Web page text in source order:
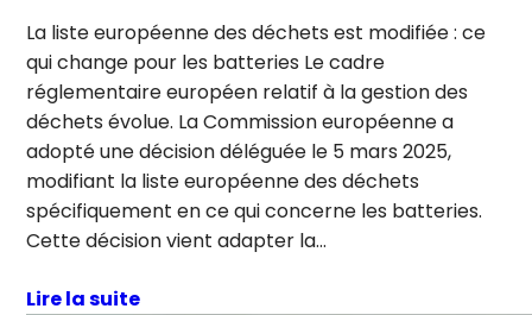
La liste européenne des déchets est modifiée : ce
qui change pour les batteries Le cadre
réglementaire européen relatif à la gestion des
déchets évolue. La Commission européenne a
adopté une décision déléguée le 5 mars 2025,
modifiant la liste européenne des déchets
spécifiquement en ce qui concerne les batteries.
Cette décision vient adapter la…
Lire la suite